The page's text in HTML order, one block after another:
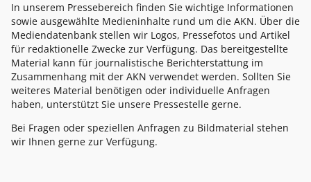
In unserem Pressebereich finden Sie wichtige Informationen
sowie ausgewählte Medieninhalte rund um die AKN. Über die
Mediendatenbank stellen wir Logos, Pressefotos und Artikel
für redaktionelle Zwecke zur Verfügung. Das bereitgestellte
Material kann für journalistische Berichterstattung im
Zusammenhang mit der AKN verwendet werden. Sollten Sie
weiteres Material benötigen oder individuelle Anfragen
haben, unterstützt Sie unsere Pressestelle gerne.
Bei Fragen oder speziellen Anfragen zu Bildmaterial stehen
wir Ihnen gerne zur Verfügung.